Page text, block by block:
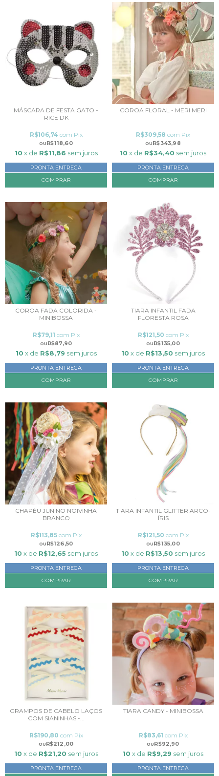
MÁSCARA DE FESTA GATO -
RICE DK
R$118,60
R$106,74 com Pix
10 x de R$11,86 sem juros
PRONTA ENTREGA
COROA FLORAL - MERI MERI
R$343,98
R$309,58 com Pix
10 x de R$34,40 sem juros
PRONTA ENTREGA
COROA FADA COLORIDA -
MINIBOSSA
R$87,90
R$79,11 com Pix
10 x de R$8,79 sem juros
PRONTA ENTREGA
TIARA INFANTIL FADA
FLORESTA ROSA
R$135,00
R$121,50 com Pix
10 x de R$13,50 sem juros
PRONTA ENTREGA
CHAPÉU JUNINO NOIVINHA
BRANCO
R$126,50
R$113,85 com Pix
10 x de R$12,65 sem juros
PRONTA ENTREGA
TIARA INFANTIL GLITTER ARCO-
ÍRIS
R$135,00
R$121,50 com Pix
10 x de R$13,50 sem juros
PRONTA ENTREGA
GRAMPOS DE CABELO LAÇOS
COM SIANINHAS -...
R$212,00
R$190,80 com Pix
10 x de R$21,20 sem juros
PRONTA ENTREGA
TIARA CANDY - MINIBOSSA
R$92,90
R$83,61 com Pix
10 x de R$9,29 sem juros
PRONTA ENTREGA